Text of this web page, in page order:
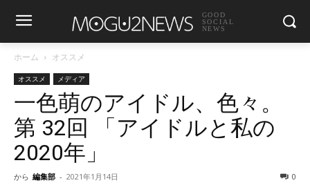
GOOD
SOCIAL
NEWS
ホーム オススメ
オススメ メディア
一色萌のアイドル、色々。
第 32回 「アイドルと私の
2020年」
から 編集部 - 2021年1月14日 0